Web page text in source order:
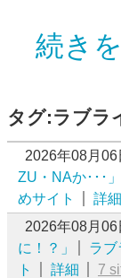
続き
タグ:ラブラ
2026年08月06
ZU・NAか･･･」
めサイト
詳細
2026年08月06
に！？」
ラブ
ト
詳細
7